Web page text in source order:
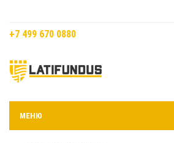
+7 499 670 0880
МЕНЮ